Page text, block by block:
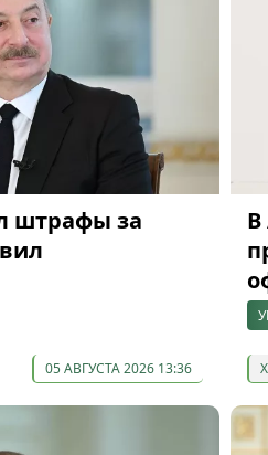
штрафы за
05 АВГУСТА 2026 13:36
В